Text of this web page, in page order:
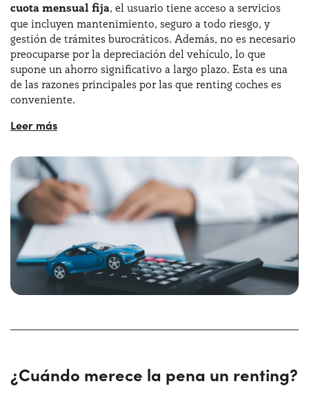
cuota mensual fija, el usuario tiene acceso a servicios
que incluyen mantenimiento, seguro a todo riesgo, y
gestión de trámites burocráticos. Además, no es necesario
preocuparse por la depreciación del vehículo, lo que
supone un ahorro significativo a largo plazo. Esta es una
de las razones principales por las que renting coches es
conveniente.
El renting es una
pena el renting para particulares que desean conducir un
coche moderno sin los gastos asociados a la propiedad.
Asimismo, merece la pena el renting para autónomos que
buscan optimizar sus recursos y disponer de vehículos sin
las complicaciones de la compra.
¿Cuándo merece la pena un renting?